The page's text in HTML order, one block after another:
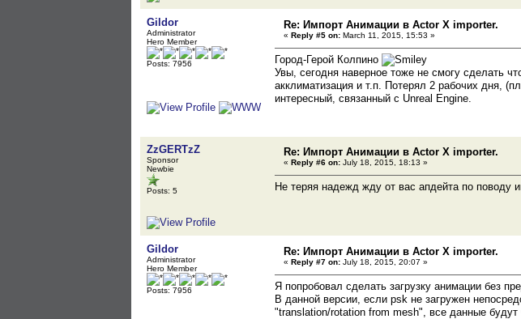
Gildor
Administrator
Hero Member
Posts: 7956
Re: Импорт Анимации в Actor X importer.
« Reply #5 on: March 11, 2015, 15:53 »
Город-Герой Колпино
Увы, сегодня наверное тоже не смогу сделать
акклиматизация и т.п. Потерял 2 рабочих дня,
интересный, связанный с Unreal Engine.
ZzGERTzZ
Sponsor
Newbie
Posts: 5
Re: Импорт Анимации в Actor X importer.
« Reply #6 on: July 18, 2015, 18:13 »
Не теряя надежд жду от вас апдейта по поводу
Gildor
Administrator
Hero Member
Posts: 7956
Re: Импорт Анимации в Actor X importer.
« Reply #7 on: July 18, 2015, 20:07 »
Я попробовал сделать загрузку анимации без
В данной версии, если psk не загружен
"translation/rotation from mesh", все данные будут